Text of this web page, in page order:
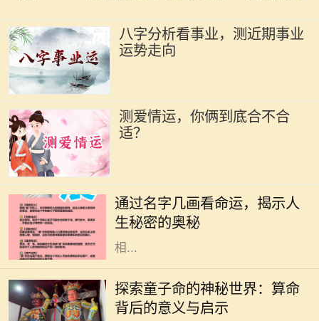
八字分析看事业，测近期事业
运势走向
测爱情运，你俩到底合不合
适？
通过名字几画看命运，揭示人
生秘密的奥秘
的期望和美好寓意，更在某种程度上
与一个人的命运息息相关。特别是名
字的笔画数，常被认为与其五行属性
相...
探索童子命的神秘世界：算命
背后的意义与启示
在中国传统文化中，算命是一门古老
而神秘的艺术，涉及到命理、五行、
阴阳等多种哲学原理。童子命，作为
其中的一个重要概念，常常引发人们